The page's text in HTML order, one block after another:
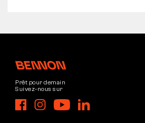
Prêt pour demain
Suivez-nous sur